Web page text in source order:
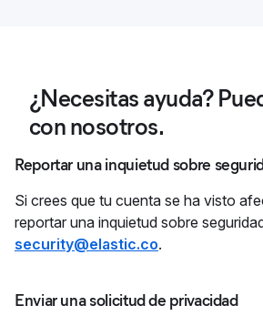
¿Necesitas ayuda?
con nosotros.
Reportar una inquietud sobre
Si crees que tu cuenta se ha visto
reportar una inquietud sobre
security@elastic.co.
Enviar una solicitud de privacidad